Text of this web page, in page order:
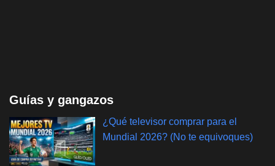
Guías y gangazos
¿Qué televisor comprar para el
Mundial 2026? (No te equivoques)